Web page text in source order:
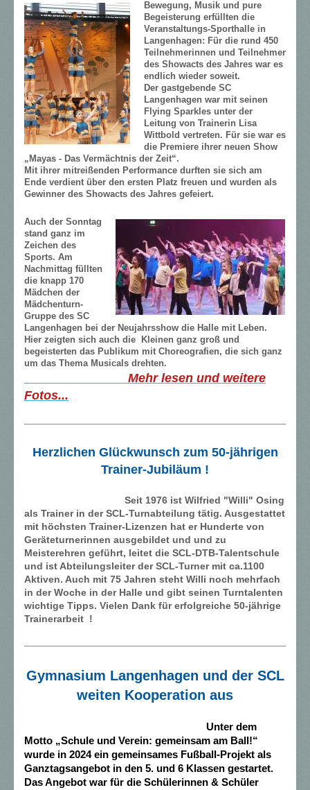
Bewegung, Musik und pure
Begeisterung erfüllten die
Veranstaltungs-Sporthalle in
Langenhagen: Für die rund 450
Teilnehmerinnen und Teilnehmer
des Showacts des Jahres war es
endlich wieder soweit.
Der gastgebende SC
Langenhagen war mit seinen
Flying Sparkles unter der
Leitung von Trainerin Lisa
Wittbold vertreten. Für sie war es
die Premiere ihrer neuen Show
„Mayas - Das Vermächtnis der Zeit“.
Mit ihrer mitreißenden Performance durften sie sich am
Ende verdient über den ersten Platz freuen und wurden als
Gewinner des Showacts des Jahres gefeiert.
Auch der Sonntag
stand ganz im
Zeichen des
Sports. Am
Nachmittag füllten
die knapp 170
Mädchen der
Mädchenturn-
Gruppe des SC
Langenhagen bei der Neujahrsshow die Halle mit Leben.
Hier zeigten sich auch die Kleinen ganz groß und
begeisterten das Publikum mit Choreografien, die sich ganz
um das Thema Musicals drehten.
Mehr lesen und weitere
Fotos...
Herzlichen Glückwunsch zum 50-jährigen
Trainer-Jubiläum !
Seit 1976 ist Wilfried "Willi" Osing
als Trainer in der SCL-Turnabteilung tätig. Ausgestattet
mit höchsten Trainer-Lizenzen hat er Hunderte von
Geräteturnerinnen ausgebildet und und zu
Meisterehren geführt, leitet die SCL-DTB-Talentschule
und ist Abteilungsleiter der SCL-Turner mit ca.1100
Aktiven. Auch mit 75 Jahren steht Willi noch mehrfach
in der Woche in der Halle und gibt seinen Turntalenten
wichtige Tipps. Vielen Dank für erfolgreiche 50-jährige
Trainerarbeit !
Gymnasium Langenhagen und der SCL
weiten Kooperation aus
Unter dem
Motto „Schule und Verein: gemeinsam am Ball!“
wurde in 2024 ein gemeinsames Fußball-Projekt als
Ganztagsangebot in den 5. und 6 Klassen gestartet.
Das Angebot war für die Schülerinnen & Schüler